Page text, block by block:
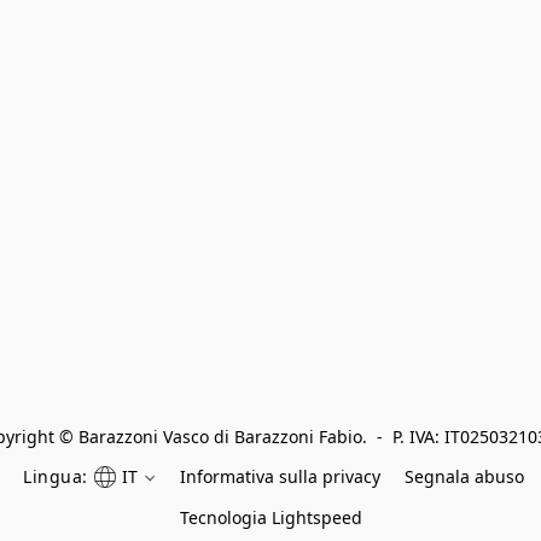
© Barazzoni Vasco di Barazzoni Fabio.  -  P. IVA:
Lingua:
IT Informativa sulla privacy
Segnala abuso
Tecnologia Lightspeed